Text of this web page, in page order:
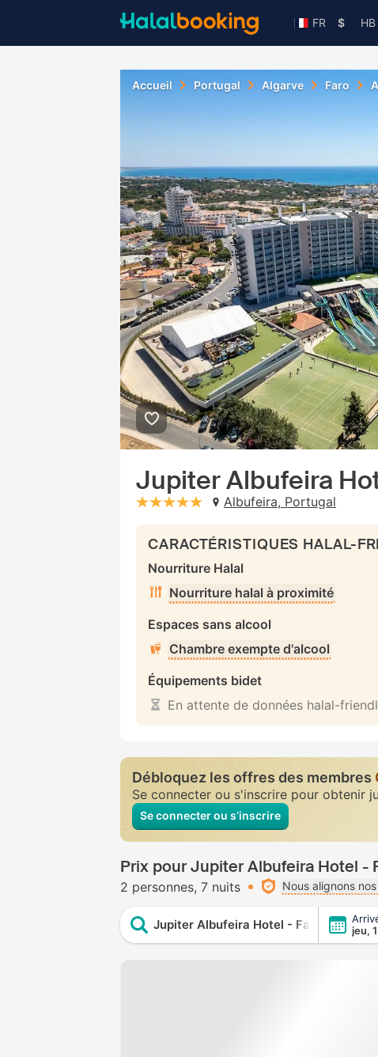
FR $
Accueil Portugal Algarve Faro
Jupiter Albufeira
stars: 5
Albufeira, Portugal
CARACTÉRISTIQUES HALAL-
Nourriture Halal
Nourriture halal à proximité
Espaces sans alcool
Chambre exempte d'alcool
Équipements bidet
En attente de données halal-
Débloquez les offres des membres
Se connecter ou s'inscrire pour obtenir
Se connecter ou s’inscrire
Prix pour Jupiter Albufeira Hotel -
2 personnes 7 nuits Nous alignons
Jupiter Albufeira Hotel - Family & Fun -
jeu,